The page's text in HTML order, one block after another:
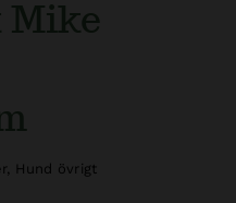
Mike
, Hund övrigt